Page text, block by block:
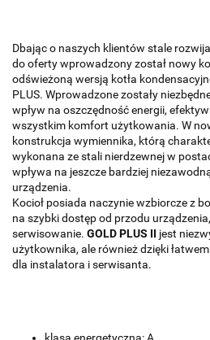
Dbając o naszych klientów stale
do oferty wprowadzony został nowy
odświeżoną wersją kotła
PLUS. Wprowadzone zostały
wpływ na oszczędność energii,
wszystkim komfort użytkowania. W
konstrukcja wymiennika, którą
wykonana ze stali nierdzewnej w
wpływa na jeszcze bardziej
urządzenia.
Kocioł posiada naczynie wzbiorcze z
na szybki dostęp od przodu
serwisowanie. GOLD PLUS II jest
użytkownika, ale również dzięki
dla instalatora i serwisanta.